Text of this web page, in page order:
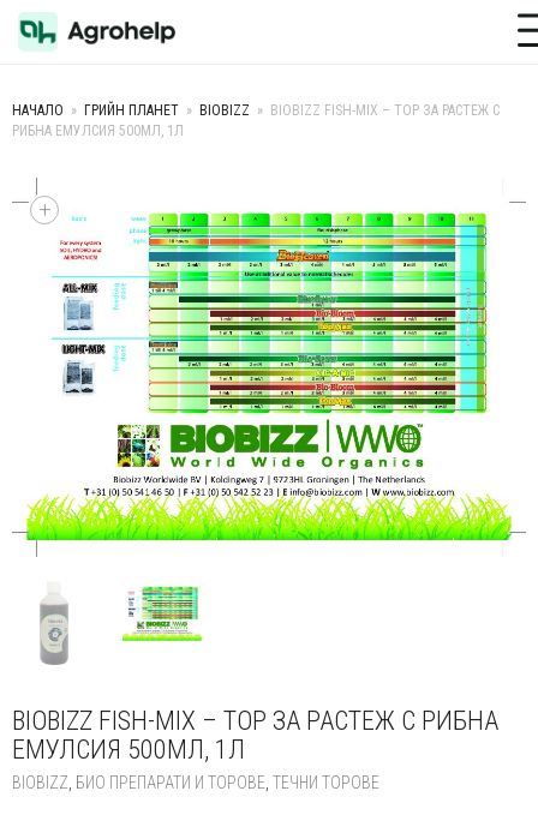
Toggle
НАЧАЛО » ГРИЙН ПЛАНЕТ » BIOBIZZ » BIOBIZZ FISH-MIX – ТОР ЗА РАСТЕЖ С
РИБНА ЕМУЛСИЯ 500МЛ, 1Л
+
BIOBIZZ FISH-MIX – ТОР ЗА РАСТЕЖ С РИБНА
ЕМУЛСИЯ 500МЛ, 1Л
BIOBIZZ БИО ПРЕПАРАТИ И ТОРОВЕ ТЕЧНИ ТОРОВЕ